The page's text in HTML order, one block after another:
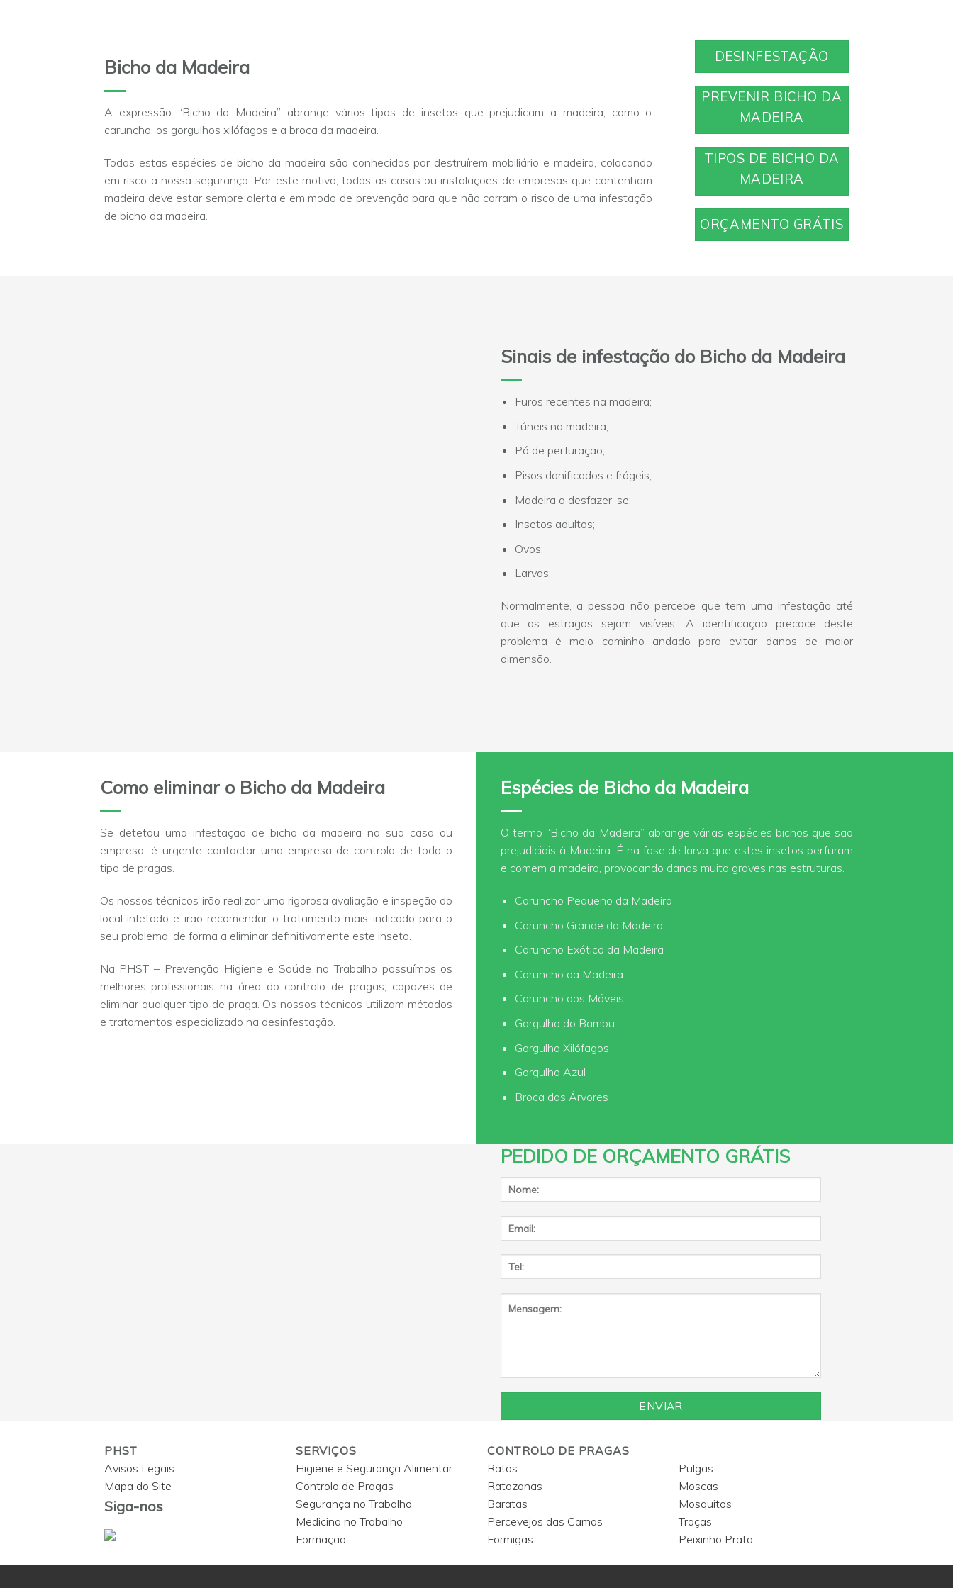
Bicho da Madeira
A expressão “Bicho da Madeira” abrange vários tipos de insetos que prejudicam a madeira, como o
caruncho, os gorgulhos xilófagos e a broca da madeira.
Todas estas espécies de bicho da madeira são conhecidas por destruírem mobiliário e madeira, colocando
em risco a nossa segurança. Por este motivo, todas as casas ou instalações de empresas que contenham
madeira deve estar sempre alerta e em modo de prevenção para que não corram o risco de uma infestação
de bicho da madeira.
DESINFESTAÇÃO
PREVENIR BICHO DA
MADEIRA
TIPOS DE BICHO DA
MADEIRA
ORÇAMENTO GRÁTIS
Sinais de infestação do Bicho da Madeira
Furos recentes na madeira;
Túneis na madeira;
Pó de perfuração;
Pisos danificados e frágeis;
Madeira a desfazer-se;
Insetos adultos;
Ovos;
Larvas.
Normalmente, a pessoa não percebe que tem uma infestação até
que os estragos sejam visíveis. A identificação precoce deste
problema é meio caminho andado para evitar danos de maior
dimensão.
Como eliminar o Bicho da Madeira
Se detetou uma infestação de bicho da madeira na sua casa ou
empresa, é urgente contactar uma empresa de controlo de todo o
tipo de pragas.
Os nossos técnicos irão realizar uma rigorosa avaliação e inspeção do
local infetado e irão recomendar o tratamento mais indicado para o
seu problema, de forma a eliminar definitivamente este inseto.
Na PHST – Prevenção Higiene e Saúde no Trabalho possuímos os
melhores profissionais na área do controlo de pragas, capazes de
eliminar qualquer tipo de praga. Os nossos técnicos utilizam métodos
e tratamentos especializado na desinfestação.
Espécies de Bicho da Madeira
O termo “Bicho da Madeira” abrange várias espécies bichos que são
prejudiciais à Madeira. É na fase de larva que estes insetos perfuram
e comem a madeira, provocando danos muito graves nas estruturas.
Caruncho Pequeno da Madeira
Caruncho Grande da Madeira
Caruncho Exótico da Madeira
Caruncho da Madeira
Caruncho dos Móveis
Gorgulho do Bambu
Gorgulho Xilófagos
Gorgulho Azul
Broca das Árvores
PEDIDO DE ORÇAMENTO GRÁTIS
PHST
Avisos Legais
Mapa do Site
Siga-nos
SERVIÇOS
Higiene e Segurança Alimentar
Controlo de Pragas
Segurança no Trabalho
Medicina no Trabalho
Formação
CONTROLO DE PRAGAS
Ratos
Ratazanas
Baratas
Percevejos das Camas
Formigas
Pulgas
Moscas
Mosquitos
Traças
Peixinho Prata